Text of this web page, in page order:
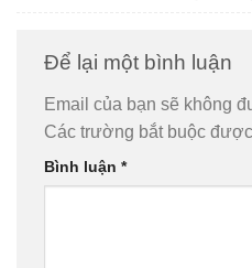
Để lại một bình luận
Email của bạn sẽ không
Các trường bắt buộc
Bình luận *